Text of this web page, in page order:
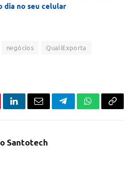
dia no seu celular
negócios
QualiExporta
LinkedInEmail TelegramWhatsApp
Copiar
Santotech